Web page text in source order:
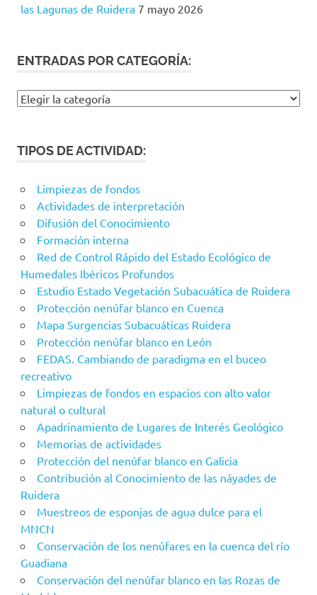
las Lagunas de Ruidera 7 mayo 2026
ENTRADAS POR CATEGORÍA:
Entradas
TIPOS DE ACTIVIDAD:
Limpiezas de fondos
Actividades de interpretación
Difusión del Conocimiento
Formación interna
Red de Control Rápido del Estado Ecológico de
Humedales Ibéricos Profundos
Estudio Estado Vegetación Subacuática de Ruidera
Protección nenúfar blanco en Cuenca
Mapa Surgencias Subacuáticas Ruidera
Protección nenúfar blanco en León
FEDAS. Cambiando de paradigma en el buceo
recreativo
Limpiezas de fondos en espacios con alto valor
natural o cultural
Apadrinamiento de Lugares de Interés Geológico
Memorias de actividades
Protección del nenúfar blanco en Galicia
Contribución al Conocimiento de las náyades de
Ruidera
Muestreos de esponjas de agua dulce para el
MNCN
Conservación de los nenúfares en la cuenca del río
Guadiana
Conservación del nenúfar blanco en las Rozas de